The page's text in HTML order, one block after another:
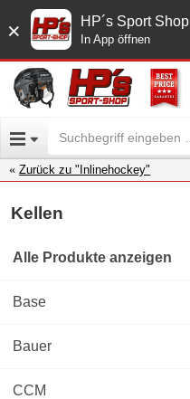
× HP´s Sport Shop
In App öffnen
Zurück zu "Inlinehockey"
Kellen
Alle Produkte anzeigen
Base
Bauer
CCM